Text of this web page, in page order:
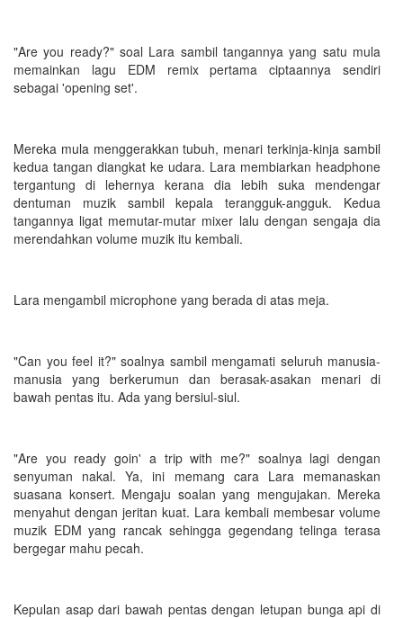
"Are you ready?" soal Lara sambil tangannya yang satu mula
memainkan lagu EDM remix pertama ciptaannya sendiri
sebagai 'opening set'.
Mereka mula menggerakkan tubuh, menari terkinja-kinja sambil
kedua tangan diangkat ke udara. Lara membiarkan headphone
tergantung di lehernya kerana dia lebih suka mendengar
dentuman muzik sambil kepala terangguk-angguk. Kedua
tangannya ligat memutar-mutar mixer lalu dengan sengaja dia
merendahkan volume muzik itu kembali.
Lara mengambil microphone yang berada di atas meja.
"Can you feel it?" soalnya sambil mengamati seluruh manusia-
manusia yang berkerumun dan berasak-asakan menari di
bawah pentas itu. Ada yang bersiul-siul.
"Are you ready goin' a trip with me?" soalnya lagi dengan
senyuman nakal. Ya, ini memang cara Lara memanaskan
suasana konsert. Mengaju soalan yang mengujakan. Mereka
menyahut dengan jeritan kuat. Lara kembali membesar volume
muzik EDM yang rancak sehingga gegendang telinga terasa
bergegar mahu pecah.
Kepulan asap dari bawah pentas dengan letupan bunga api di